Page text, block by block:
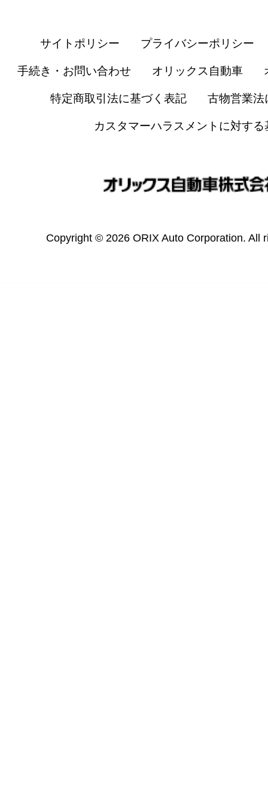
サイトポリシー プライバシーポリシー
手続き・お問い合わせ オリックス自動車
特定商取引法に基づく表記 古物営業法
カスタマーハラスメントに対する
Copyright © 2026 ORIX Auto Corporation. All